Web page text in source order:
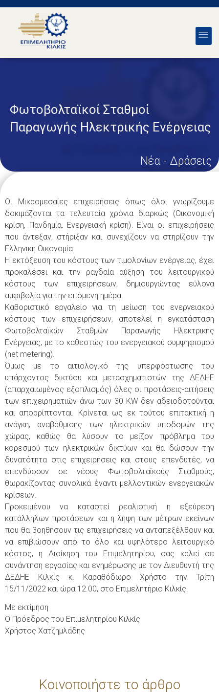
Φωτοβολταϊκοί Σταθμοί
Παραγωγής Ηλεκτρικής Ενέργειας
Νέα - Δράσεις
Οι Μικρομεσαίες επιχειρήσεις όπως όλοι γνωρίζουμε
δοκιμάζονται τα τελευταία χρόνια διαρκώς (Οικονομική
κρίση, Πανδημία, Ενεργειακή κρίση). Είναι οι επιχειρήσεις
που άντεξαν, στήριξαν και συνεχίζουν να στηρίζουν την
Ελληνική Οικονομία.
Η εκτόξευση του κόστους των τιμολογίων ενέργειας, έχει
προκαλέσει και την ραγδαία αύξηση του λειτουργικού
κόστους των επιχειρήσεων, δημιουργώντας εύλογα
αμφιβολία για την επόμενη ημέρα.
Καθοριστικό εργαλείο για τη μείωση του ενεργειακού
κόστους των επιχειρήσεων, αποτελεί η εγκατάσταση
Φωτοβολταϊκών Σταθμών Παραγωγής Ηλεκτρικής
Ενέργειας, με το καθεστώς του ενεργειακού συμψηφισμού
(net metering).
Όμως με το αιτιολογικό της υπερφόρτωσης του
υπάρχοντος δικτύου και μετασχηματιστών της ΔΕΔΗΕ
(απαρχαιωμένος εξοπλισμός) όλες οι προτάσεις-αιτήσεις
των επιχειρηματιών άνω των 30 KW δεν αδειοδοτούνται
και απορρίπτονται. Κρίνεται ως εκ τούτου επιτακτική η
ανάγκη, αναβάθμισης των ηλεκτρικών υποδομών της
χώρας, καθώς θα λύσουν το μείζον πρόβλημα του
κορεσμού των ηλεκτρικών δικτύων και θα δώσουν την
δυνατότητα στις επιχειρήσεις και στους επενδυτές, να
επενδύσουν σε νέους Φωτοβολταϊκούς Σταθμούς,
θωρακίζοντας συνολικά έναντι μελλοντικών ενεργειακών
κρίσεων.
Προκειμένου να καταστεί ρεαλιστική η εξεύρεση
κατάλληλων προτάσεων και η λήψη των μέτρων εκείνων
που θα βοηθήσουν τις επιχειρήσεις να ανταπεξέλθουν και
να επιβιώσουν από το όλο και υψηλότερο λειτουργικό
κόστος, η Διοίκηση του Επιμελητηρίου, σας καλεί σε
συνάντηση εργασίας και ενημέρωσης με τον Διευθυντή της
ΔΕΔΗΕ Κιλκίς κ. Καραθόδωρο Χρήστο την Τρίτη
15/11/2022 και ώρα 12.00, στο Επιμελητήριο Κιλκίς.
Με εκτίμηση
Ο Πρόεδρος του Επιμελητηρίου Κιλκίς
Χρήστος Χατζημλάδης
Κοινοποιήστε το άρθρο